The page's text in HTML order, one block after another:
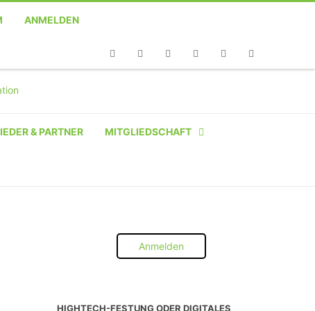
ANMELDEN
& PARTNER MITGLIEDSCHAFT
INSTITUTION
Anmelden
HIGHTECH-FESTUNG ODER DIGITALES